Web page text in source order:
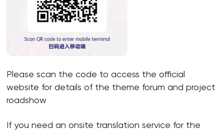
Please scan the code to access the official
website for details of the theme forum and project
roadshow
If you need an onsite translation service for the